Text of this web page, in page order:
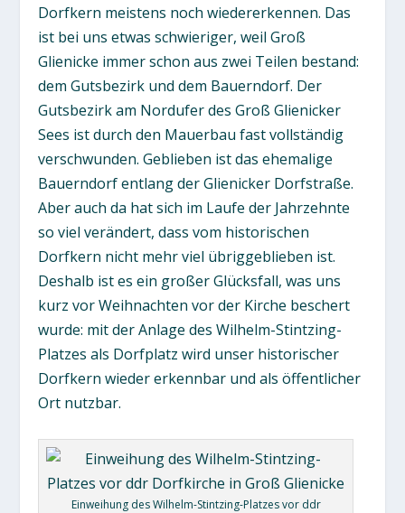
Dorfkern meistens noch wiedererkennen. Das
ist bei uns etwas schwieriger, weil Groß
Glienicke immer schon aus zwei Teilen bestand:
dem Gutsbezirk und dem Bauerndorf. Der
Gutsbezirk am Nordufer des Groß Glienicker
Sees ist durch den Mauerbau fast vollständig
verschwunden. Geblieben ist das ehemalige
Bauerndorf entlang der Glienicker Dorfstraße.
Aber auch da hat sich im Laufe der Jahrzehnte
so viel verändert, dass vom historischen
Dorfkern nicht mehr viel übriggeblieben ist.
Deshalb ist es ein großer Glücksfall, was uns
kurz vor Weihnachten vor der Kirche beschert
wurde: mit der Anlage des Wilhelm-Stintzing-
Platzes als Dorfplatz wird unser historischer
Dorfkern wieder erkennbar und als öffentlicher
Ort nutzbar.
Einweihung des Wilhelm-Stintzing-Platzes vor ddr